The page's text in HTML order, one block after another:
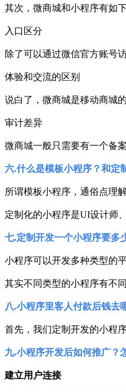
其次，微商城和小程序有如
入口区分
除了可以通过微信官方账号
体验和交流的区别
说白了，微商城是移动商城
审计差异
微商城一般只需要有一个备
六.什么是模板小程序？和定
所谓模板小程序，通俗点理
定制化的小程序是UI设计师
七.定制开发一个小程序要多
小程序可以开发多种类型的
其实不同类型的小程序有不
八.小程序里客人付款后钱去
首先，我们定制开发的小程
九.小程序开发后如何推广？
建立用户连接